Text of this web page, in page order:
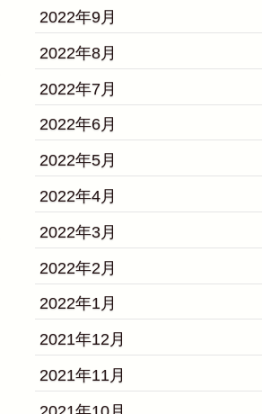
2022年9月
2022年8月
2022年7月
2022年6月
2022年5月
2022年4月
2022年3月
2022年2月
2022年1月
2021年12月
2021年11月